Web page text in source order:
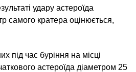
удару астероїда
самого кратера оцінюється,
під час буріння на місці
астероїда діаметром 25